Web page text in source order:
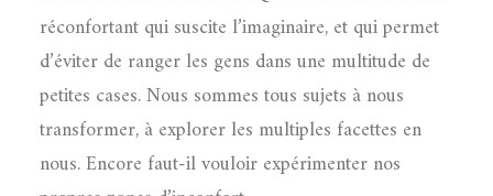
réconfortant qui suscite l’imaginaire, et qui permet
d’éviter de ranger les gens dans une multitude de
petites cases. Nous sommes tous sujets à nous
transformer, à explorer les multiples facettes en
nous. Encore faut-il vouloir expérimenter nos